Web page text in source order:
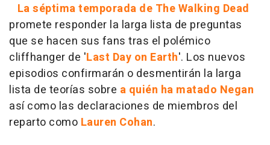
La séptima temporada de The Walking Dead
promete responder la larga lista de preguntas
que se hacen sus fans tras el polémico
cliffhanger de 'Last Day on Earth'. Los nuevos
episodios confirmarán o desmentirán la larga
lista de teorías sobre a quién ha matado Negan
así como las declaraciones de miembros del
reparto como Lauren Cohan.